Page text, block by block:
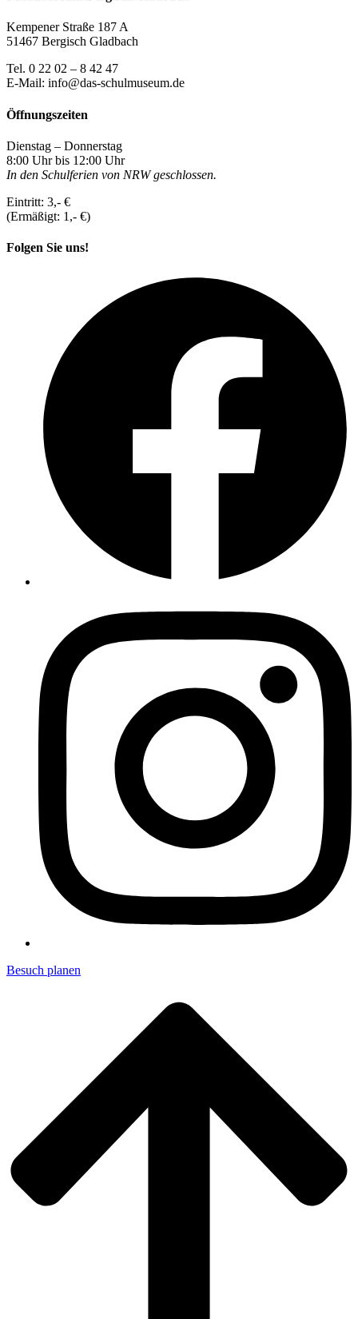
Kempener Straße 187 A
51467 Bergisch Gladbach
Tel. 0 22 02 – 8 42 47
E-Mail: info@das-schulmuseum.de
Öffnungszeiten
Dienstag – Donnerstag
8:00 Uhr bis 12:00 Uhr
In den Schulferien von NRW geschlossen.
Eintritt: 3,- €
(Ermäßigt: 1,- €)
Folgen Sie uns!
Besuch planen